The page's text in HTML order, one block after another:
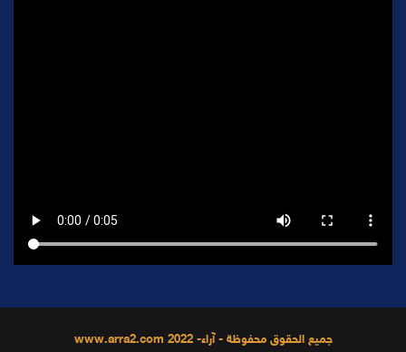
جميع الحقوق محفوظة - آراء- 2022 www.arra2.com